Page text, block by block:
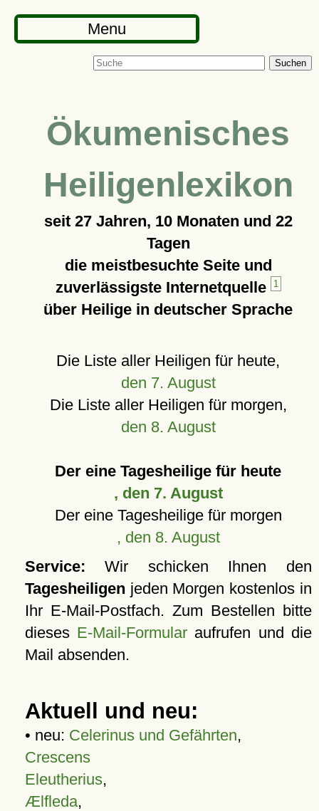
Menu
Suchen
Ökumenisches
Heiligenlexikon
seit 27 Jahren, 10 Monaten und 22
Tagen
die meistbesuchte Seite und
zuverlässigste Internetquelle
1
über Heilige in deutscher Sprache
Die Liste aller Heiligen für heute,
den 7. August
Die Liste aller Heiligen für morgen,
den 8. August
Der eine Tagesheilige für heute
, den 7. August
Der eine Tagesheilige für morgen
, den 8. August
Service: Wir schicken Ihnen den
Tagesheiligen jeden Morgen kostenlos in
Ihr E-Mail-Postfach. Zum Bestellen bitte
dieses E-Mail-Formular aufrufen und die
Mail absenden.
Aktuell und neu:
• neu: Celerinus und Gefährten,
Crescens
Eleutherius,
Ælfleda,